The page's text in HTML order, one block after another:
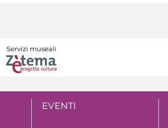
Servizi museali
EVENTI